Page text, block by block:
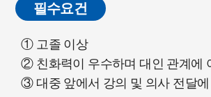
필수요건
① 고졸 이상
② 친화력이 우수하며 대인 관계에
③ 대중 앞에서 강의 및 의사 전달